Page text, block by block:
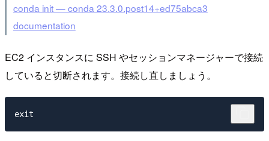
conda init — conda 23.3.0.post14+ed75abca3
documentation
EC2 インスタンスに SSH やセッションマネージャーで接続
していると切断されます。接続し直しましょう。